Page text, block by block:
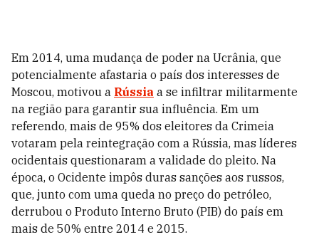
Em 2014, uma mudança de poder na Ucrânia, que
potencialmente afastaria o país dos interesses de
Moscou, motivou a Rússia a se infiltrar militarmente
na região para garantir sua influência. Em um
referendo, mais de 95% dos eleitores da Crimeia
votaram pela reintegração com a Rússia, mas líderes
ocidentais questionaram a validade do pleito. Na
época, o Ocidente impôs duras sanções aos russos,
que, junto com uma queda no preço do petróleo,
derrubou o Produto Interno Bruto (PIB) do país em
mais de 50% entre 2014 e 2015.